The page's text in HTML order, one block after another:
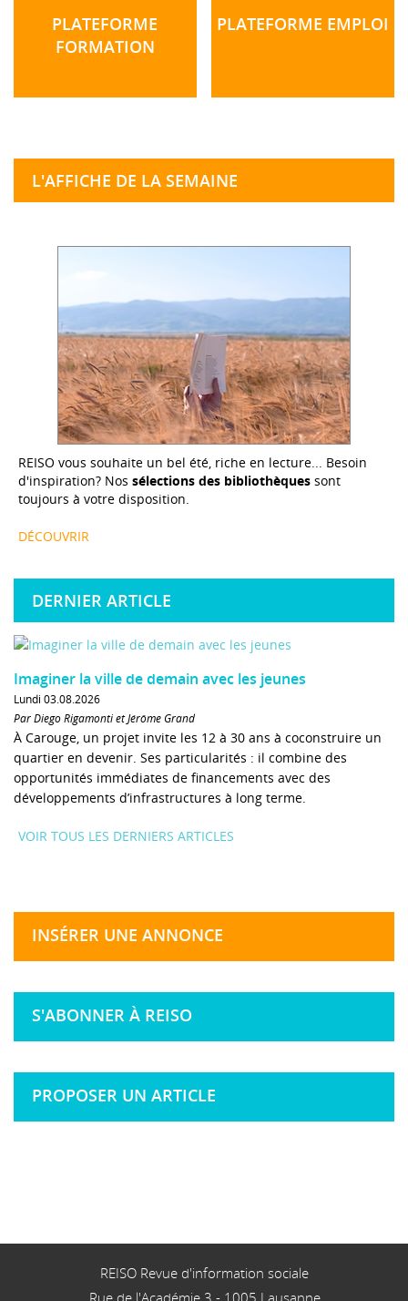
PLATEFORME
FORMATION
PLATEFORME EMPLOI
L'AFFICHE DE LA SEMAINE
REISO vous souhaite un bel été, riche en lecture... Besoin
d'inspiration? Nos sélections des bibliothèques sont
toujours à votre disposition.
DÉCOUVRIR
DERNIER ARTICLE
Imaginer la ville de demain avec les jeunes
Lundi 03.08.2026
Par Diego Rigamonti et Jérôme Grand
À Carouge, un projet invite les 12 à 30 ans à coconstruire un
quartier en devenir. Ses particularités : il combine des
opportunités immédiates de financements avec des
développements d’infrastructures à long terme.
VOIR TOUS LES DERNIERS ARTICLES
INSÉRER UNE ANNONCE
S'ABONNER À REISO
PROPOSER UN ARTICLE
REISO Revue d'information sociale
Rue de l'Académie 3 - 1005 Lausanne